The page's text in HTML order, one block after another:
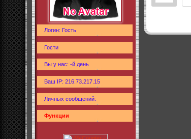
Логин: Гость
Гости
Вы у нас: -й день
Ваш IP: 216.73.217.15
Личных сообщений:
Функции